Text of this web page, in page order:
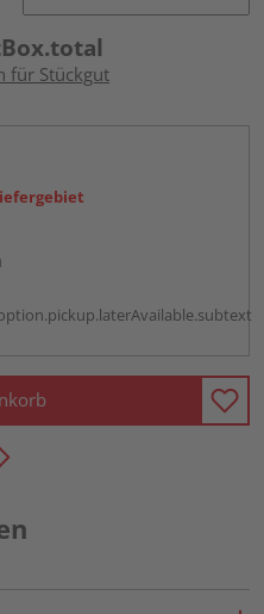
für Stückgut